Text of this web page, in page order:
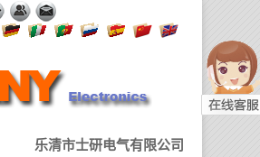
乐清市士研电气有限公司